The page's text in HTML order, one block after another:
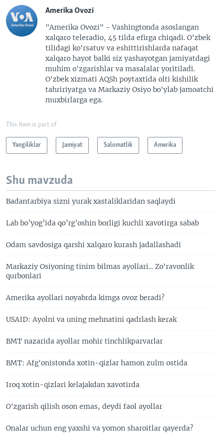
Amerika Ovozi
"Amerika Ovozi" - Vashingtonda asoslangan
xalqaro teleradio, 45 tilda efirga chiqadi. O'zbek
tilidagi ko'rsatuv va eshittirishlarda nafaqat
xalqaro hayot balki siz yashayotgan jamiyatdagi
muhim o'zgarishlar va masalalar yoritiladi.
O'zbek xizmati AQSh poytaxtida olti kishilik
tahririyatga va Markaziy Osiyo bo'ylab jamoatchi
muxbirlarga ega.
This item is part of
Yangiliklar Jamiyat Salomatlik Amerika
Shu mavzuda
Badantarbiya sizni yurak xastaliklaridan saqlaydi
Lab bo’yog’ida qo’rg’oshin borligi kuchli xavotirga sabab
Odam savdosiga qarshi xalqaro kurash jadallashadi
Markaziy Osiyoning tinim bilmas ayollari... Zo'ravonlik
qurbonlari
Amerika ayollari noyabrda kimga ovoz beradi?
USAID: Ayolni va uning mehnatini qadrlash kerak
BMT nazarida ayollar mohir tinchlikparvarlar
BMT: Afg'onistonda xotin-qizlar hamon zulm ostida
Iroq xotin-qizlari kelajakdan xavotirda
O'zgarish qilish oson emas, deydi faol ayollar
Onalar uchun eng yaxshi va yomon sharoitlar qayerda?